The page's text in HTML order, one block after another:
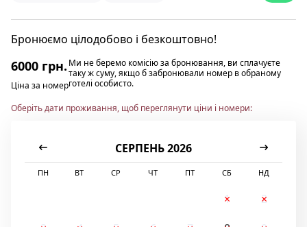
Бронюємо цілодобово і безкоштовно!
6000 грн.
Ціна за номер
Ми не беремо комісію за бронювання, ви сплачуєте
таку ж суму, якщо б забронювали номер в обраному
готелі особисто.
Оберіть дати проживання, щоб переглянути ціни і номери:
СЕРПЕНЬ 2026
ПН ВТ СР ЧТ ПТ СБ НД
1
2